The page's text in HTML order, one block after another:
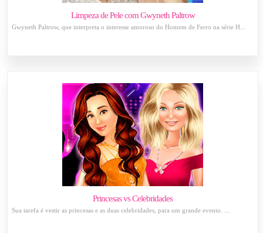
Limpeza de Pele com Gwyneth Paltrow
Gwyneth Paltrow, que interpreta o interesse amoroso do Homem de Ferro na série H...
Princesas vs Celebridades
Sua tarefa é vestir as princesas e as duas celebridades, para um grande evento. ...